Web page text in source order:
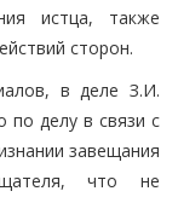
истца, также
сторон.
в деле З.И.
по делу в связи с
завещания
что не